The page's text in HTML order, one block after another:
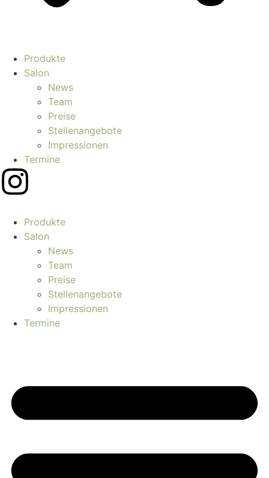
Produkte
Salon
News
Team
Preise
Stellenangebote
Impressionen
Termine
Produkte
Salon
News
Team
Preise
Stellenangebote
Impressionen
Termine